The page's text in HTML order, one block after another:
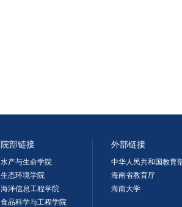
院部链接
水产与生命学院
生态环境学院
海洋信息工程学院
食品科学与工程学院
外部链接
中华人民共和国教育
海南省教育厅
海南大学